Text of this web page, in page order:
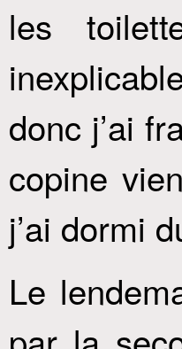
les
donc j’ai
copine
j’ai dormi
Le